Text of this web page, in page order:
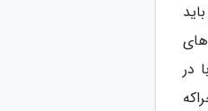
در